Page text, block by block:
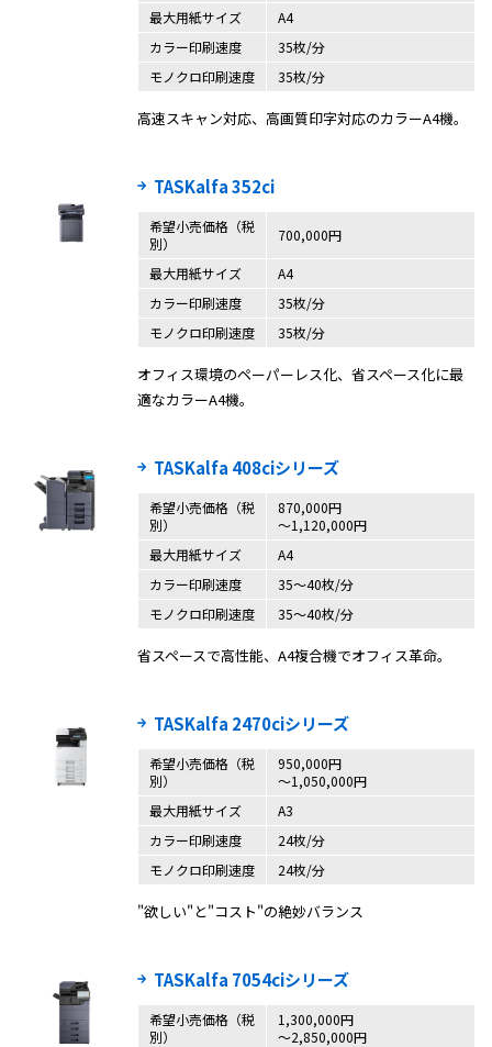
最大用紙サイズ
A4
カラー印刷速度
35枚/分
モノクロ印刷速度
35枚/分
高速スキャン対応、高画質印字対応のカラーA4機。
TASKalfa 352ci
希望小売価格（税
別）
700,000円
最大用紙サイズ
A4
カラー印刷速度
35枚/分
モノクロ印刷速度
35枚/分
オフィス環境のペーパーレス化、省スペース化に最
適なカラーA4機。
TASKalfa 408ciシリーズ
希望小売価格（税
別）
870,000円
〜1,120,000円
最大用紙サイズ
A4
カラー印刷速度
35〜40枚/分
モノクロ印刷速度
35〜40枚/分
省スペースで高性能、A4複合機でオフィス革命。
TASKalfa 2470ciシリーズ
希望小売価格（税
別）
950,000円
〜1,050,000円
最大用紙サイズ
A3
カラー印刷速度
24枚/分
モノクロ印刷速度
24枚/分
"欲しい"と"コスト"の絶妙バランス
TASKalfa 7054ciシリーズ
希望小売価格（税
別）
1,300,000円
〜2,850,000円